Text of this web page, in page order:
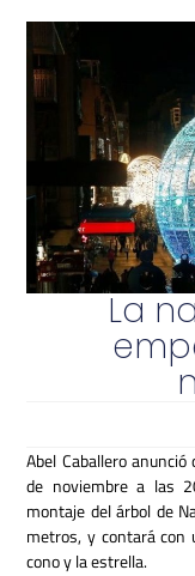
La
Abel Caballero
de noviembre a las
montaje del árbol de
metros, y contará con
cono y la estrella.